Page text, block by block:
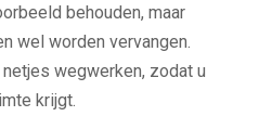
behouden, maar
wel worden vervangen.
wegwerken, zodat u
krijgt.